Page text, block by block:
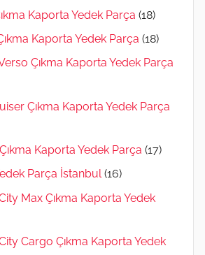
Kaporta Yedek Parça (18)
Kaporta Yedek Parça (18)
Çıkma Kaporta Yedek Parça
Çıkma Kaporta Yedek Parça
Kaporta Yedek Parça (17)
Parça İstanbul (16)
Max Çıkma Kaporta Yedek
Cargo Çıkma Kaporta Yedek